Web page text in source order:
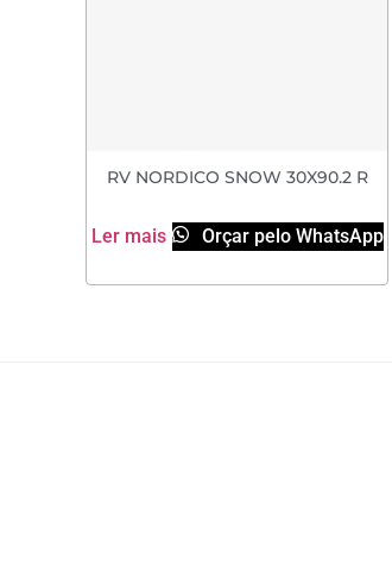
RV NORDICO SNOW 30X90.2 R
Ler mais Orçar pelo WhatsApp